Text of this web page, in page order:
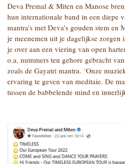
Deva Premal & Miten en Manose
hun internationale band in een diepe
mantra’s met Deva’s gouden stem en
je meenemen uit je dagelijkse zorgen
je over aan een viering van open
o.a. nummers ten gehore gebracht
zoals de Gayatri mantra. ‘Onze
ervaring te geven van meditaie. De
tussen de babbelende mind en